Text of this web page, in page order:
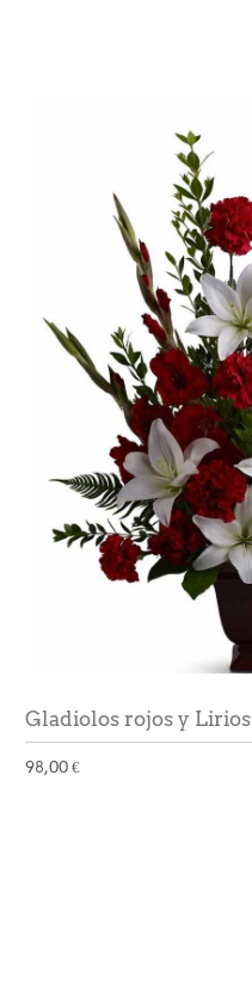
Gladiolos rojos y Lirios
98,00 €